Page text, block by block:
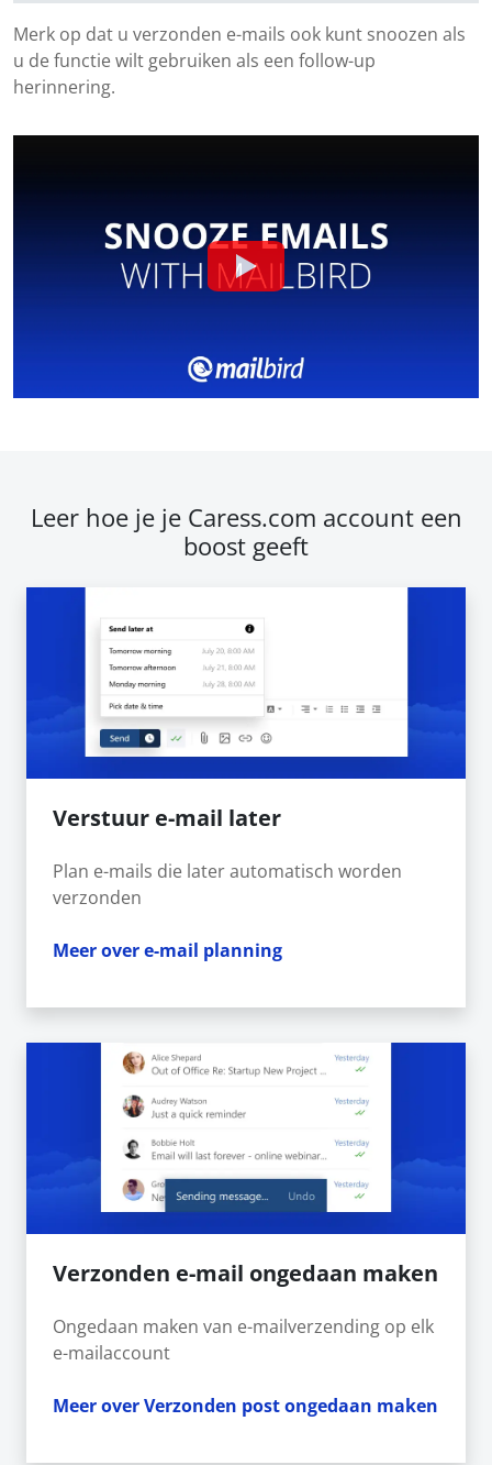
Merk op dat u verzonden e-mails ook kunt snoozen als
u de functie wilt gebruiken als een follow-up
herinnering.
Leer hoe je je Caress.com account een
boost geeft
Verstuur e-mail later
Plan e-mails die later automatisch worden
verzonden
Meer over e-mail planning
Verzonden e-mail ongedaan maken
Ongedaan maken van e-mailverzending op elk
e-mailaccount
Meer over Verzonden post ongedaan maken